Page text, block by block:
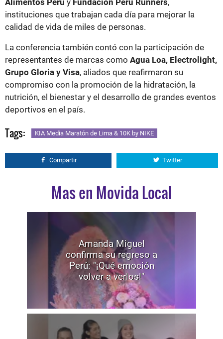
Alimentos Perú y Fundación Peru Runners,
instituciones que trabajan cada día para mejorar la
calidad de vida de miles de personas.
La conferencia también contó con la participación de
representantes de marcas como Agua Loa, Electrolight,
Grupo Gloria y Visa, aliados que reafirmaron su
compromiso con la promoción de la hidratación, la
nutrición, el bienestar y el desarrollo de grandes eventos
deportivos en el país.
Tags: KIA Media Maratón de Lima & 10K by NIKE
Compartir Twitter
Mas en Movida Local
Amanda Miguel
confirma su regreso a
Perú: "¡Qué emoción
volver a verlos!"